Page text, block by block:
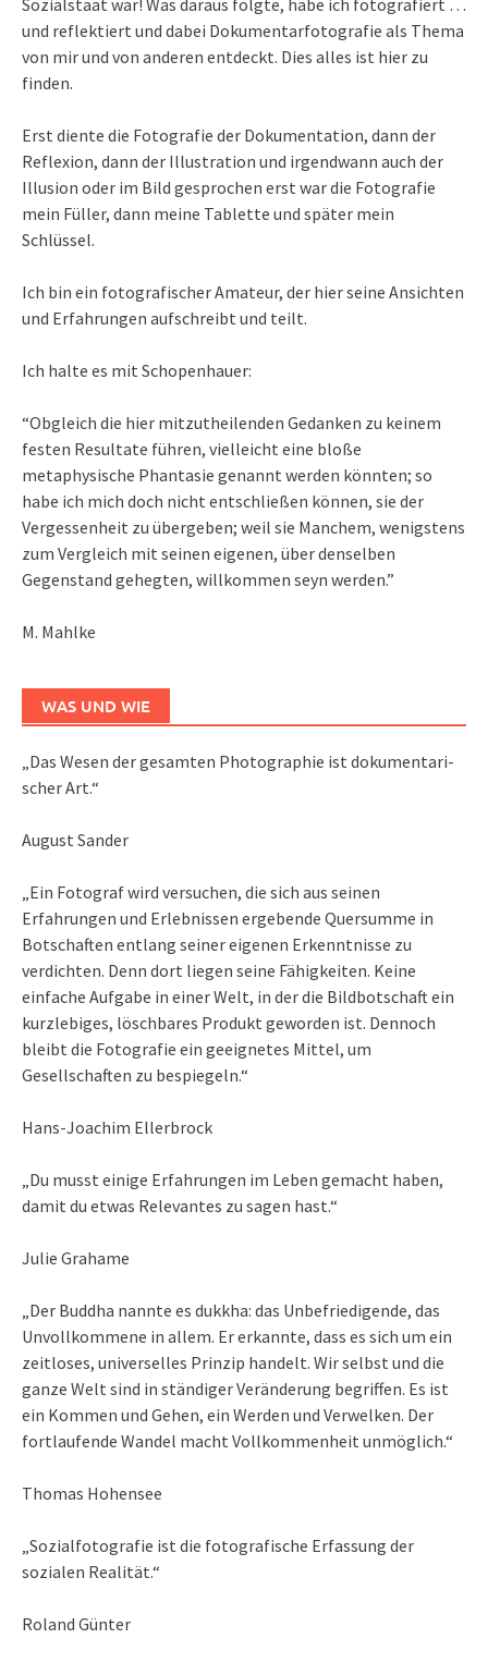
und reflektiert und dabei Dokumentarfotografie als Thema
von mir und von anderen entdeckt. Dies alles ist hier zu
finden.
Erst diente die Fotografie der Dokumentation, dann der
Reflexion, dann der Illustration und irgendwann auch der
Illusion oder im Bild gesprochen erst war die Fotografie
mein Füller, dann meine Tablette und später mein
Schlüssel.
Ich bin ein fotografischer Amateur, der hier seine Ansichten
und Erfahrungen aufschreibt und teilt.
Ich halte es mit Schopenhauer:
“Obgleich die hier mitzutheilenden Gedanken zu keinem
festen Resultate führen, vielleicht eine bloße
metaphysische Phantasie genannt werden könnten; so
habe ich mich doch nicht entschließen können, sie der
Vergessenheit zu übergeben; weil sie Manchem, wenigstens
zum Vergleich mit seinen eigenen, über denselben
Gegenstand gehegten, willkommen seyn werden.”
M. Mahlke
WAS UND WIE
„Das We­sen der ge­sam­ten Pho­to­gra­phie ist do­ku­men­ta­ri­
scher Art.“
August Sander
„Ein Fotograf wird versuchen, die sich aus seinen
Erfahrungen und Erlebnissen ergebende Quersumme in
Botschaften entlang seiner eigenen Erkenntnisse zu
verdichten. Denn dort liegen seine Fähigkeiten. Keine
einfache Aufgabe in einer Welt, in der die Bildbotschaft ein
kurzlebiges, löschbares Produkt geworden ist. Dennoch
bleibt die Fotografie ein geeignetes Mittel, um
Gesellschaften zu bespiegeln.“
Hans-Joachim Ellerbrock
„Du musst einige Erfahrungen im Leben gemacht haben,
damit du etwas Relevantes zu sagen hast.“
Julie Grahame
„Der Buddha nannte es dukkha: das Unbefriedigende, das
Unvollkommene in allem. Er erkannte, dass es sich um ein
zeitloses, universelles Prinzip handelt. Wir selbst und die
ganze Welt sind in ständiger Veränderung begriffen. Es ist
ein Kommen und Gehen, ein Werden und Verwelken. Der
fortlaufende Wandel macht Vollkommenheit unmöglich.“
Thomas Hohensee
„Sozialfotografie ist die fotografische Erfassung der
sozialen Realität.“
Roland Günter